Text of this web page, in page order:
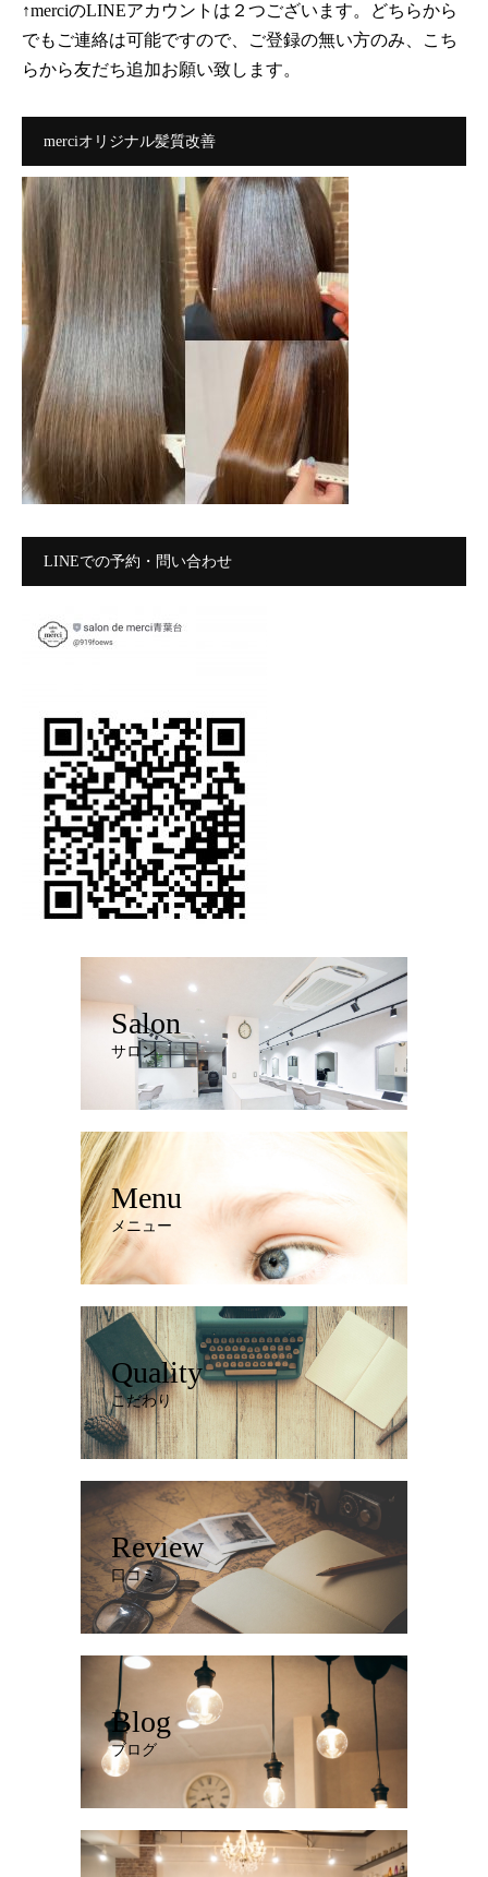
↑merciのLINEアカウントは２つございます。どちらから
でもご連絡は可能ですので、ご登録の無い方のみ、こち
らから友だち追加お願い致します。
merciオリジナル髪質改善
LINEでの予約・問い合わせ
Salon
サロン
Menu
メニュー
Quality
こだわり
Review
口コミ
Blog
ブログ